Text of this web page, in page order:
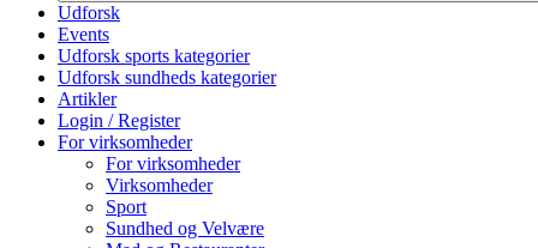
Udforsk
Events
Udforsk sports kategorier
Udforsk sundheds kategorier
Artikler
Login / Register
For virksomheder
For virksomheder
Virksomheder
Sport
Sundhed og Velvære